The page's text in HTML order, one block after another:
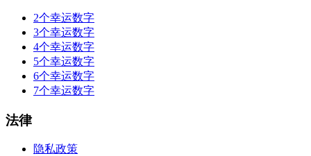
2个幸运数字
3个幸运数字
4个幸运数字
5个幸运数字
6个幸运数字
7个幸运数字
法律
隐私政策